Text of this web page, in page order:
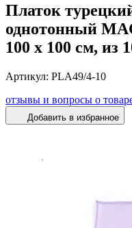
Платок
однотонный
100 х 100 см, из
Артикул: PLA49/4-10
отзывы и вопросы о
Добавить в избранное